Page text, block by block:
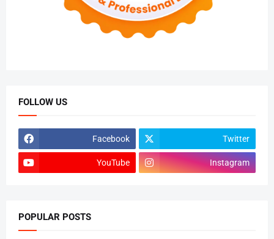
FOLLOW US
Facebook Twitter
YouTube Instagram
POPULAR POSTS